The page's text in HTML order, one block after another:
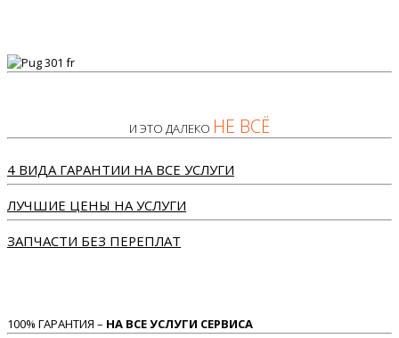
И ЭТО ДАЛЕКО НЕ ВСЁ
4 ВИДА ГАРАНТИИ НА ВСЕ УСЛУГИ
ЛУЧШИЕ ЦЕНЫ НА УСЛУГИ
ЗАПЧАСТИ БЕЗ ПЕРЕПЛАТ
100% ГАРАНТИЯ – НА ВСЕ УСЛУГИ СЕРВИСА